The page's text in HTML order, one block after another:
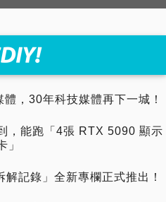
，30年科技媒體再下一城！
，能跑「4張 RTX 5090 顯示
」
解記錄」全新專欄正式推出！